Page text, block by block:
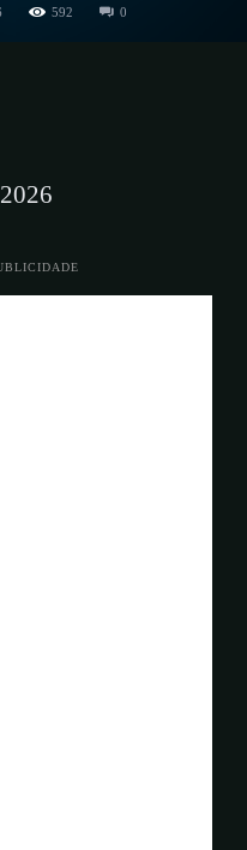
592 0
com 120
de ser
tóxicos.